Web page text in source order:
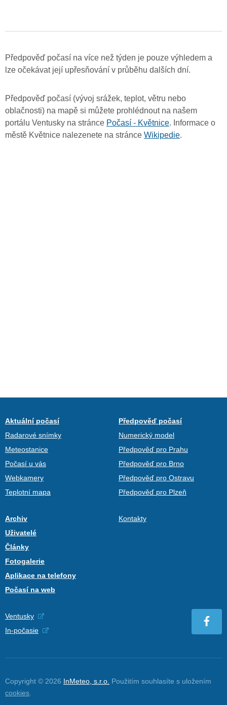
Předpověď počasí na více než týden je pouze výhledem a
lze očekávat její upřesňování v průběhu dalších dní.
Předpověď počasí (vývoj srážek, teplot, větru nebo
oblačnosti) na mapě si můžete prohlédnout na našem
portálu Ventusky na stránce Počasí - Květnice. Informace o
městě Květnice nalezenete na stránce Wikipedie.
Aktuální počasí
Radarové snímky
Meteostanice
Počasí u vás
Webkamery
Teplotní mapa
Předpověď počasí
Numerický model
Předpověď pro Prahu
Předpověď pro Brno
Předpověď pro Ostravu
Předpověď pro Plzeň
Archiv
Uživatelé
Články
Fotogalerie
Aplikace na telefony
Počasí na web
Kontakty
Ventusky
In-počasie
Copyright © 2026 InMeteo, s.r.o. Použitím souhlasíte s uložením
cookies